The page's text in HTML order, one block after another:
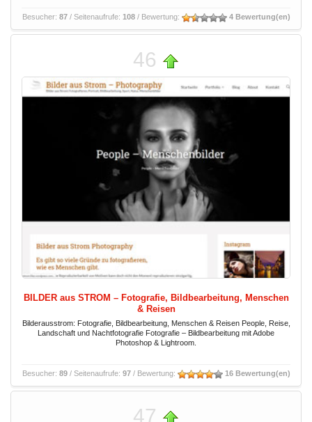
Besucher: 87/ Seitenaufrufe: 108/ Bewertung: 4 Bewertung(en)
46
BILDER aus STROM – Fotografie, Bildbearbeitung, Menschen
& Reisen
Bilderausstrom: Fotografie, Bildbearbeitung, Menschen & Reisen People, Reise,
Landschaft und Nachtfotografie Fotografie – Bildbearbeitung mit Adobe
Photoshop & Lightroom.
Besucher: 89/ Seitenaufrufe: 97/ Bewertung: 16 Bewertung(en)
47